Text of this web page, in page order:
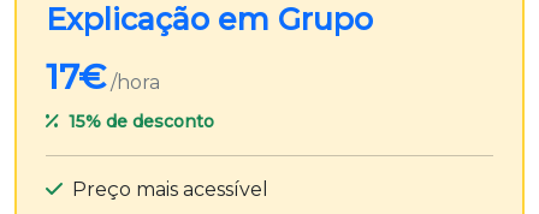
Explicação em Grupo
17€ /hora
15% de desconto
Preço mais acessível